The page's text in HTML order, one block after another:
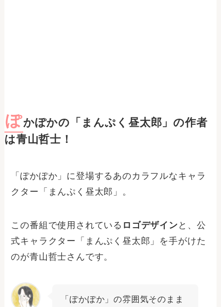
ぽかぽかの「まんぷく昼太郎」の作者
は青山哲士！
「ぽかぽか」に登場するあのカラフルなキャラ
クター「まんぷく昼太郎」。
この番組で使用されている ロゴデザイン と、公
式キャラクター「まんぷく昼太郎」を手がけた
のが青山哲士さんです。
「ぽかぽか」の雰囲気そのまま